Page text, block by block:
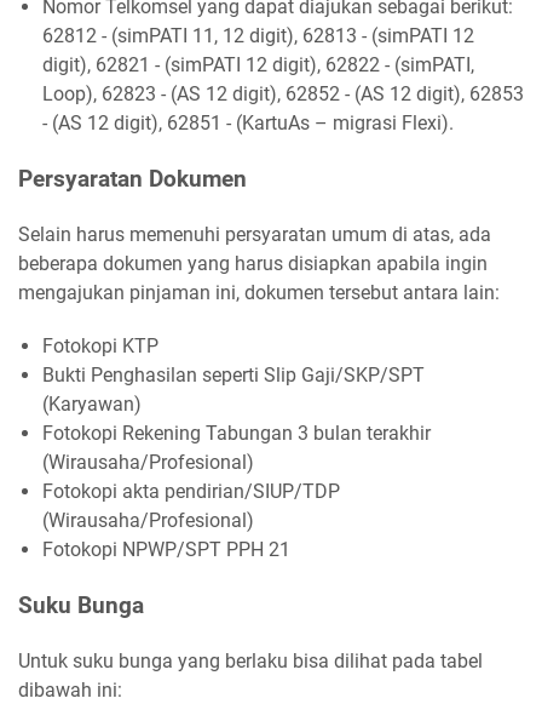
Nomor Telkomsel yang dapat diajukan sebagai berikut:
62812 - (simPATI 11, 12 digit), 62813 - (simPATI 12
digit), 62821 - (simPATI 12 digit), 62822 - (simPATI,
Loop), 62823 - (AS 12 digit), 62852 - (AS 12 digit), 62853
- (AS 12 digit), 62851 - (KartuAs – migrasi Flexi).
Persyaratan Dokumen
Selain harus memenuhi persyaratan umum di atas, ada
beberapa dokumen yang harus disiapkan apabila ingin
mengajukan pinjaman ini, dokumen tersebut antara lain:
Fotokopi KTP
Bukti Penghasilan seperti Slip Gaji/SKP/SPT
(Karyawan)
Fotokopi Rekening Tabungan 3 bulan terakhir
(Wirausaha/Profesional)
Fotokopi akta pendirian/SIUP/TDP
(Wirausaha/Profesional)
Fotokopi NPWP/SPT PPH 21
Suku Bunga
Untuk suku bunga yang berlaku bisa dilihat pada tabel
dibawah ini: